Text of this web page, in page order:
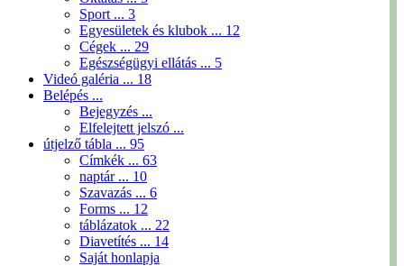
Sport ... 3
Egyesületek és klubok ... 12
Cégek ... 29
Egészségügyi ellátás ... 5
Videó galéria ... 18
Belépés ...
Bejegyzés ...
Elfelejtett jelszó ...
útjelző tábla ... 95
Címkék ... 63
naptár ... 10
Szavazás ... 6
Forms ... 12
táblázatok ... 22
Diavetítés ... 14
Saját honlapja